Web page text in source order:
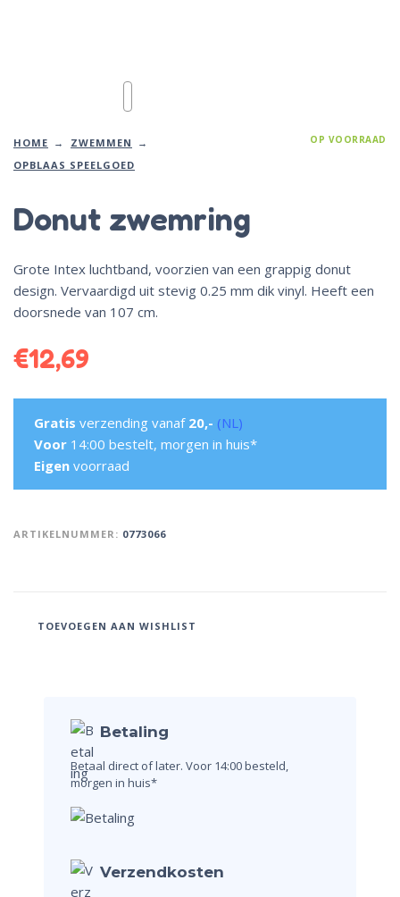
HOME
ZWEMMEN
OPBLAAS SPEELGOED
OP VOORRAAD
Donut zwemring
Grote Intex luchtband, voorzien van een grappig donut
design. Vervaardigd uit stevig 0.25 mm dik vinyl. Heeft een
doorsnede van 107 cm.
€12,69
Gratis verzending vanaf 20,- (NL)
Voor 14:00 bestelt, morgen in huis*
Eigen voorraad
ARTIKELNUMMER: 0773066
TOEVOEGEN AAN WISHLIST
Betaling
Betaal direct of later. Voor 14:00 besteld,
morgen in huis*
Verzendkosten